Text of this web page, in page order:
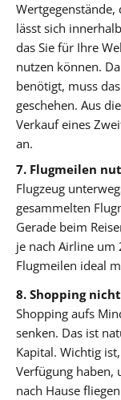
lässt sich
das Sie für Ihre
nutzen können.
benötigt, muss
geschehen. Aus
Verkauf eines
an.
7. Flugmeilen
Flugzeug
gesammelten
Gerade beim
je nach Airline um
Flugmeilen ideal
8. Shopping
Shopping aufs
senken. Das ist
Kapital. Wichtig
Verfügung haben,
nach Hause